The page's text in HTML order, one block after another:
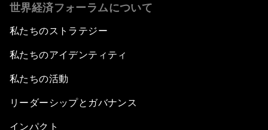
世界経済フォーラムについて
私たちのストラテジー
私たちのアイデンティティ
私たちの活動
リーダーシップとガバナンス
インパクト